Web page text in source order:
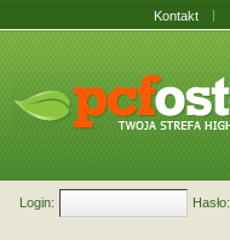
Kontakt
Login: Hasło: